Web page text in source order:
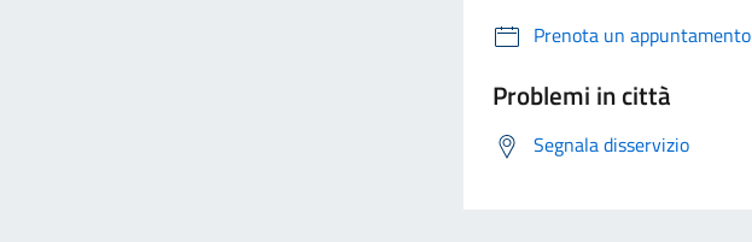
Prenota un appuntamento
Problemi in città
Segnala disservizio